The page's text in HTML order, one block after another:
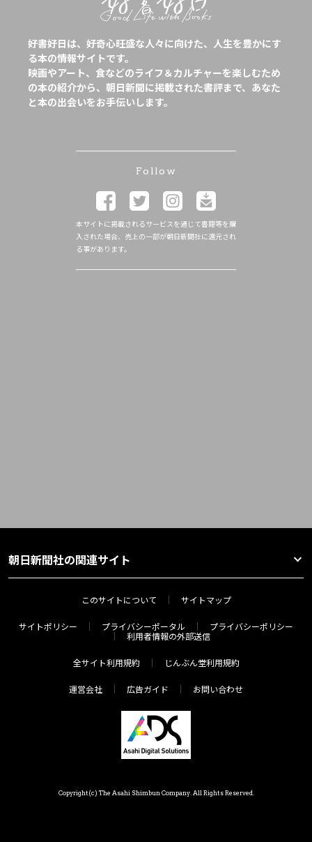
好書好日は、好奇心旺盛な人々に向けた、人生を豊かにす
る本の情報サイトです。
映画やアート、食などのライフ＆カルチャーを楽しむため
の本の紹介から、朝日新聞に掲載された書評まで、あなた
と本の出会いをお手伝いします。
Follow
本サイトに掲載されるサービスを通じて書籍等を購
入された場合、売上の一部が朝日新聞社に還元され
る事があります。
朝日新聞社の関連サイト
このサイトについて サイトマップ
サイトポリシー プライバシーポータル
プライバシーポリシー
利用者情報の外部送信
全サイト利用規約 じんぶん堂利用規約
運営会社 広告ガイド お問い合わせ
Copyright(c) The Asahi Shimbun Company. All Rights Reserved.